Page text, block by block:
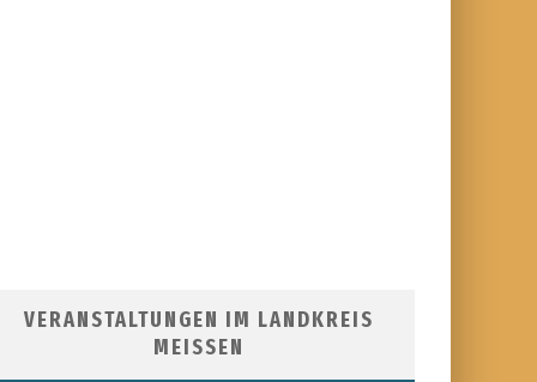
VERANSTALTUNGEN IM LANDKREIS
MEISSEN